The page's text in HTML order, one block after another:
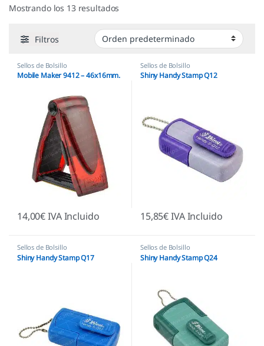
Mostrando los 13 resultados
Filtros
Sellos de Bolsillo
Mobile Maker 9412 – 46x16mm.
14,00€IVA Incluido
Sellos de Bolsillo
Shiny Handy Stamp Q12
15,85€IVA Incluido
Sellos de Bolsillo
Shiny Handy Stamp Q17
Sellos de Bolsillo
Shiny Handy Stamp Q24